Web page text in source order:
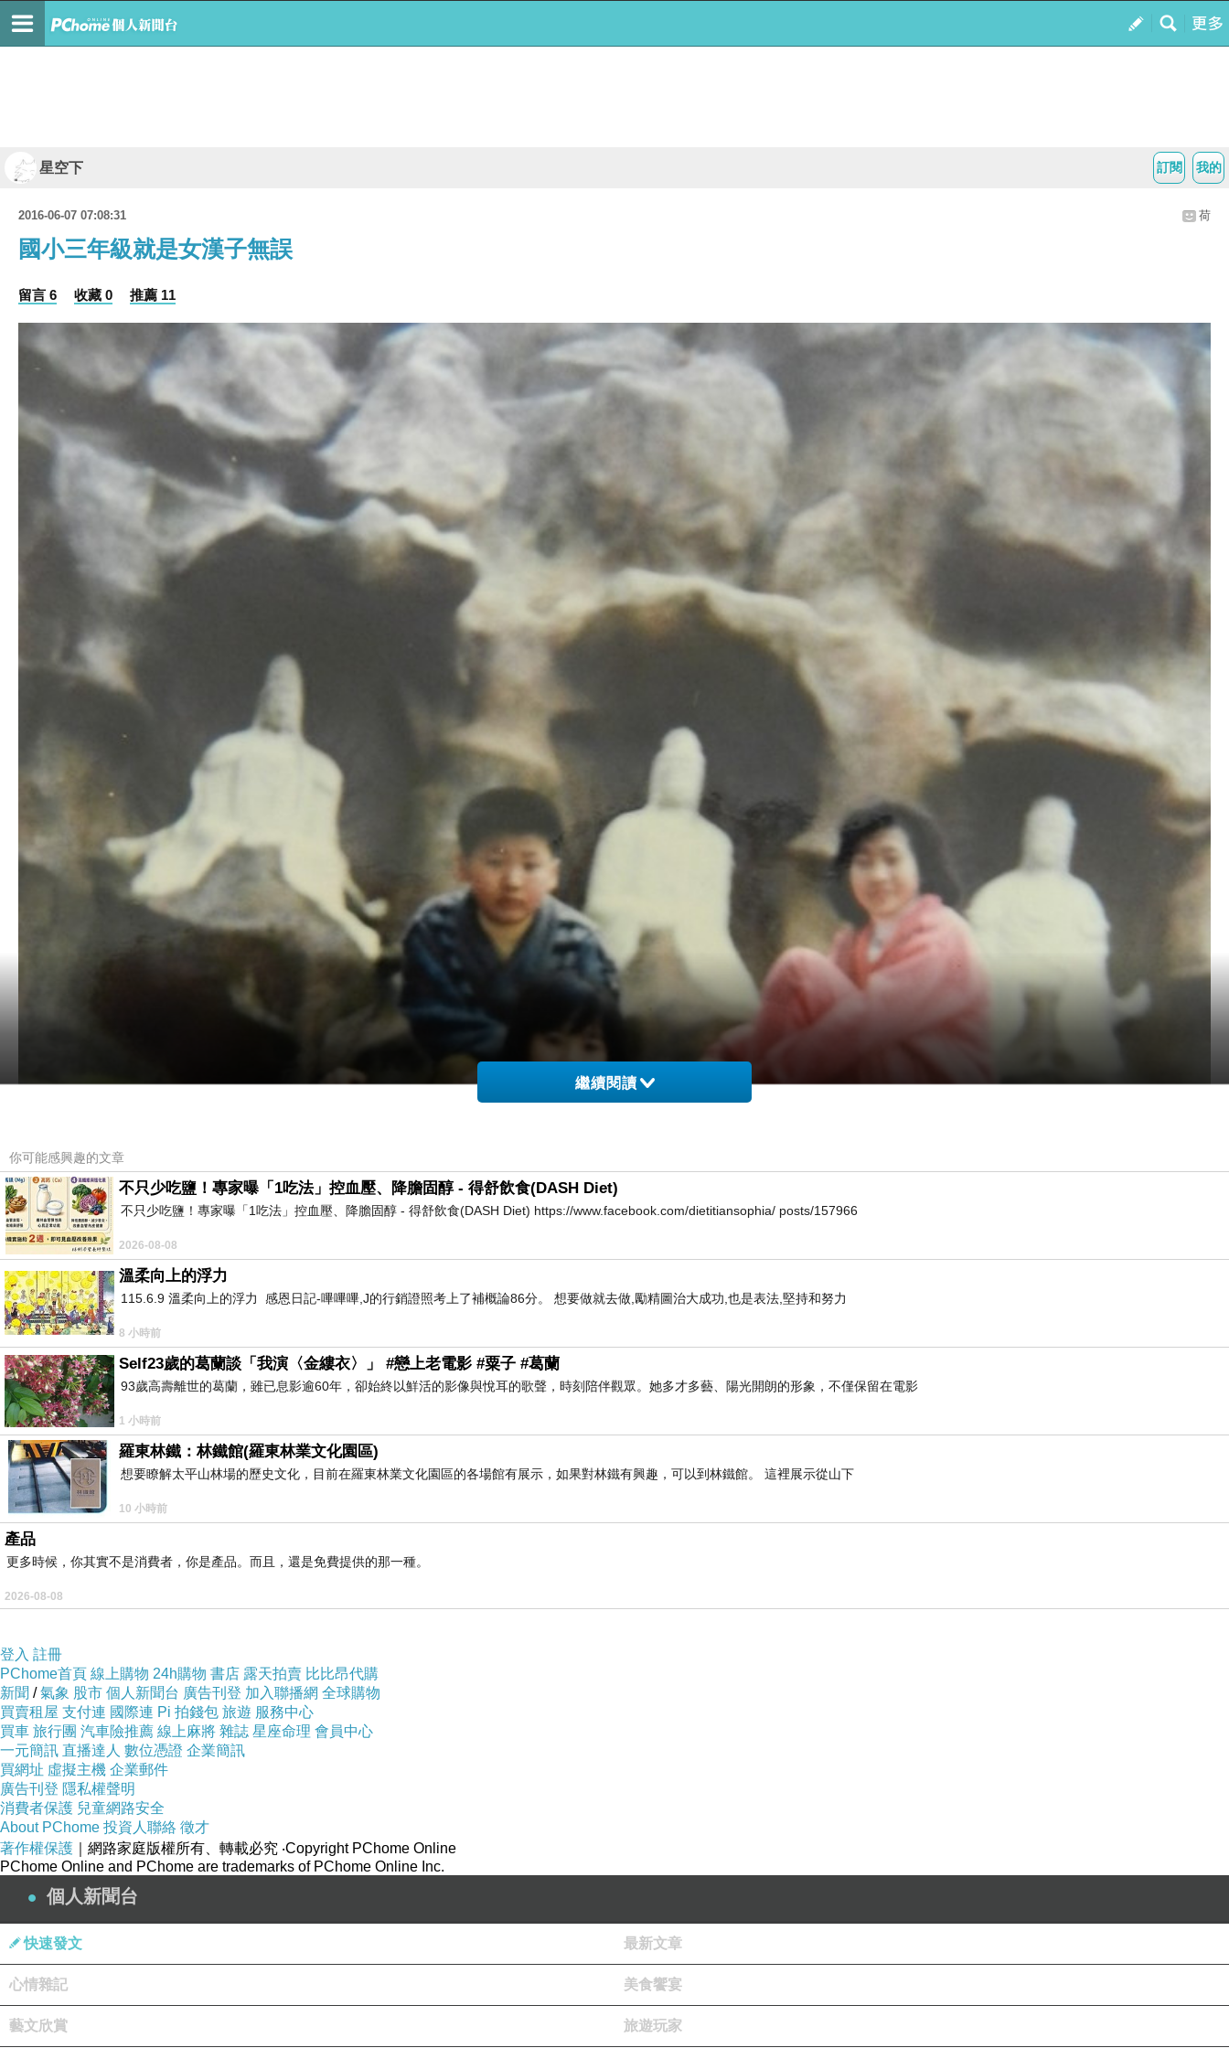
我的
訂閱
星空下
2016-06-07 07:08:31 荷
國小三年級就是女漢子無誤
留言 6 收藏 0 推薦 11
我的國小三年級照片
記得是去古奇峰玩的時候拍的
繼續閱讀
你可能感興趣的文章
不只少吃鹽！專家曝「1吃法」控血壓、降膽固醇 - 得舒飲食(DASH Diet)
不只少吃鹽！專家曝「1吃法」控血壓、降膽固醇 - 得舒飲食(DASH Diet) https://www.facebook.com/dietitiansophia/ posts/157966
2026-08-08
溫柔向上的浮力
115.6.9 溫柔向上的浮力 感恩日記-嗶嗶嗶,J的行銷證照考上了補概論86分。 想要做就去做,勵精圖治大成功,也是表法,堅持和努力
8 小時前
Self23歲的葛蘭談「我演〈金縷衣〉」 #戀上老電影 #粟子 #葛蘭
93歲高壽離世的葛蘭，雖已息影逾60年，卻始終以鮮活的影像與悅耳的歌聲，時刻陪伴觀眾。她多才多藝、陽光開朗的形象，不僅保留在電影
1 小時前
羅東林鐵：林鐵館(羅東林業文化園區)
想要瞭解太平山林場的歷史文化，目前在羅東林業文化園區的各場館有展示，如果對林鐵有興趣，可以到林鐵館。 這裡展示從山下
10 小時前
產品
更多時候，你其實不是消費者，你是產品。而且，還是免費提供的那一種。
2026-08-08
登入 註冊
PChome首頁 線上購物 24h購物 書店 露天拍賣 比比昂代購
新聞 /氣象 股市 個人新聞台 廣告刊登 加入聯播網 全球購物
買賣租屋 支付連 國際連 Pi 拍錢包 旅遊 服務中心
買車 旅行團 汽車險推薦 線上麻將 雜誌 星座命理 會員中心
一元簡訊 直播達人 數位憑證 企業簡訊
買網址 虛擬主機 企業郵件
廣告刊登 隱私權聲明
消費者保護 兒童網路安全
About PChome 投資人聯絡 徵才
著作權保護 ｜網路家庭版權所有、轉載必究 ‧Copyright PChome Online
PChome Online and PChome are trademarks of PChome Online Inc.
個人新聞台
快速發文 最新文章
心情雜記 美食饗宴
藝文欣賞 旅遊玩家